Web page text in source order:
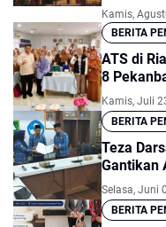
Kamis,
BERITA
ATS di
8
Kamis, Juli
BERITA
Teza
Gantikan
Selasa, Juni
BERITA